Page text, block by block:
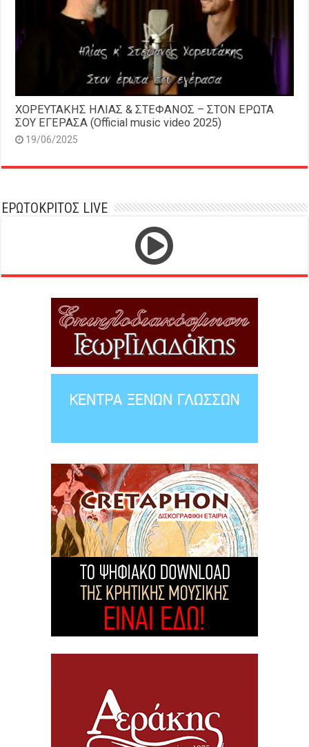
ΧΟΡΕΥΤΑΚΗΣ ΗΛΙΑΣ & ΣΤΕΦΑΝΟΣ – ΣΤΟΝ ΕΡΩΤΑ
ΣΟΥ ΕΓΕΡΑΣΑ (Official music video 2025)
19/06/2025
ΕΡΩΤΟΚΡΙΤΟΣ LIVE